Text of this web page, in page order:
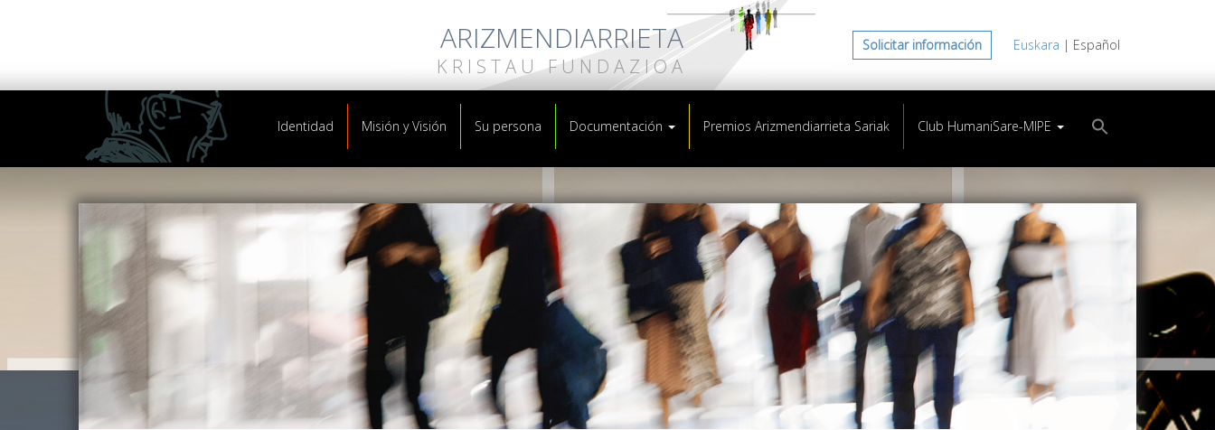
ARIZMENDIARRIETA
KRISTAU FUNDAZIOA
Solicitar información Euskara | Español
Identidad Misión y Visión Su persona Documentación Premios Arizmendiarrieta Sariak Club HumaniSare-MIPE